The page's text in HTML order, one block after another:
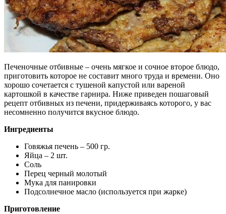
Печеночные отбивные – очень мягкое и сочное второе блюдо,
приготовить которое не составит много труда и времени. Оно
хорошо сочетается с тушеной капустой или вареной
картошкой в качестве гарнира. Ниже приведен пошаговый
рецепт отбивных из печени, придерживаясь которого, у вас
несомненно получится вкусное блюдо.
Ингредиенты
Говяжья печень – 500 гр.
Яйца – 2 шт.
Соль
Перец черный молотый
Мука для панировки
Подсолнечное масло (используется при жарке)
Приготовление